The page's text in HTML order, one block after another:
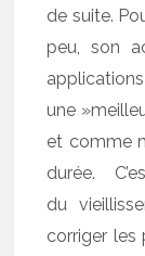
de suite.
peu, son
une
et comme
durée.
du
corriger les